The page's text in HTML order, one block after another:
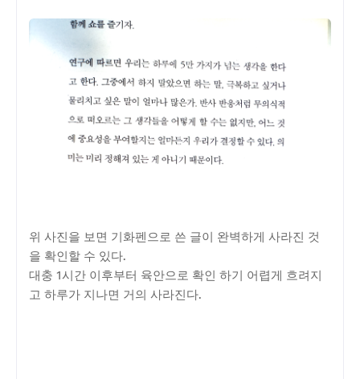
위 사진을 보면 기화펜으로 쓴 글이 완벽하게 사라진 것
을 확인할 수 있다.
대충 1시간 이후부터 육안으로 확인 하기 어렵게 흐려지
고 하루가 지나면 거의 사라진다.